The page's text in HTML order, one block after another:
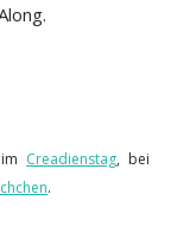
Creadienstag, bei
.